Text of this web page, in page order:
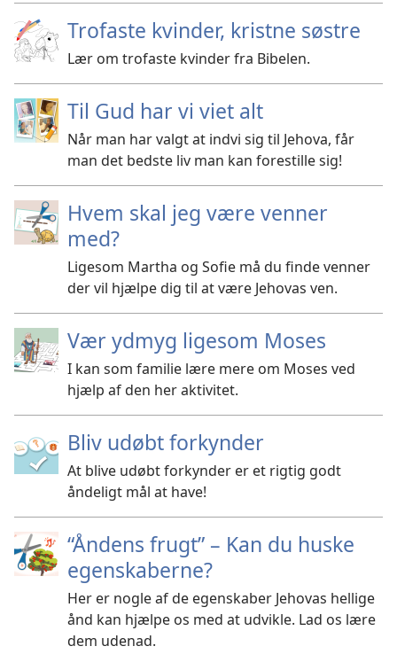
Trofaste kvinder, kristne søstre
Lær om trofaste kvinder fra Bibelen.
Til Gud har vi viet alt
Når man har valgt at indvi sig til Jehova, får
man det bedste liv man kan forestille sig!
Hvem skal jeg være venner
med?
Ligesom Martha og Sofie må du finde venner
der vil hjælpe dig til at være Jehovas ven.
Vær ydmyg ligesom Moses
I kan som familie lære mere om Moses ved
hjælp af den her aktivitet.
Bliv udøbt forkynder
At blive udøbt forkynder er et rigtig godt
åndeligt mål at have!
“Åndens frugt” – Kan du huske
egenskaberne?
Her er nogle af de egenskaber Jehovas hellige
ånd kan hjælpe os med at udvikle. Lad os lære
dem udenad.